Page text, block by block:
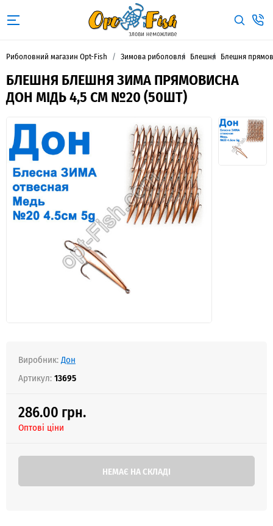
Риболовний магазин Opt-Fish Зимова риболовля Блешня Блешня
БЛЕШНЯ БЛЕШНЯ ЗИМА ПРЯМОВИСНА
ДОН МІДЬ 4,5 СМ №20 (50ШТ)
Виробник:Дон
Артикул:13695
286.00 грн.
Оптові ціни
НЕМАЄ НА СКЛАДІ